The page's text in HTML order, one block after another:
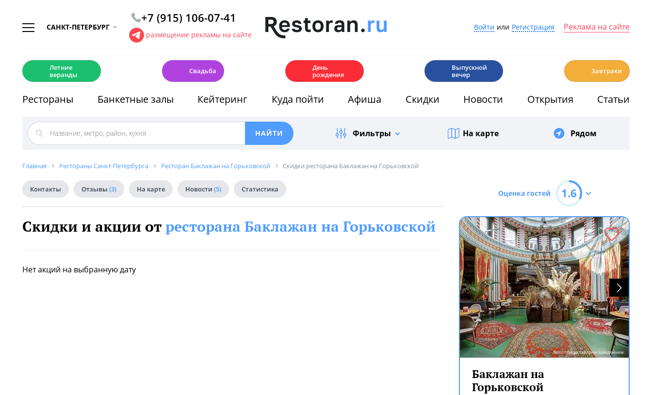
САНКТ-ПЕТЕРБУРГ
+7 (915) 106-07-41
размещение рекламы на сайте
Войти или Регистрация Реклама на сайте
Летние
веранды
Свадьба
День
рождения
Выпускной
вечер
Завтраки
Рестораны Банкетные залы Кейтеринг Куда пойти Афиша Скидки Новости Открытия Статьи
Фильтры На карте Рядом
Главная Рестораны Санкт-Петербурга Ресторан Баклажан на Горьковской Скидки ресторана Баклажан на Горьковской
Контакты Отзывы (3) На карте Новости (5) Статистика
Скидки и акции от ресторана Баклажан на Горьковской
Нет акций на выбранную дату
Оценка гостей 1.6
Фото предоставлены заведением
Баклажан на
Горьковской